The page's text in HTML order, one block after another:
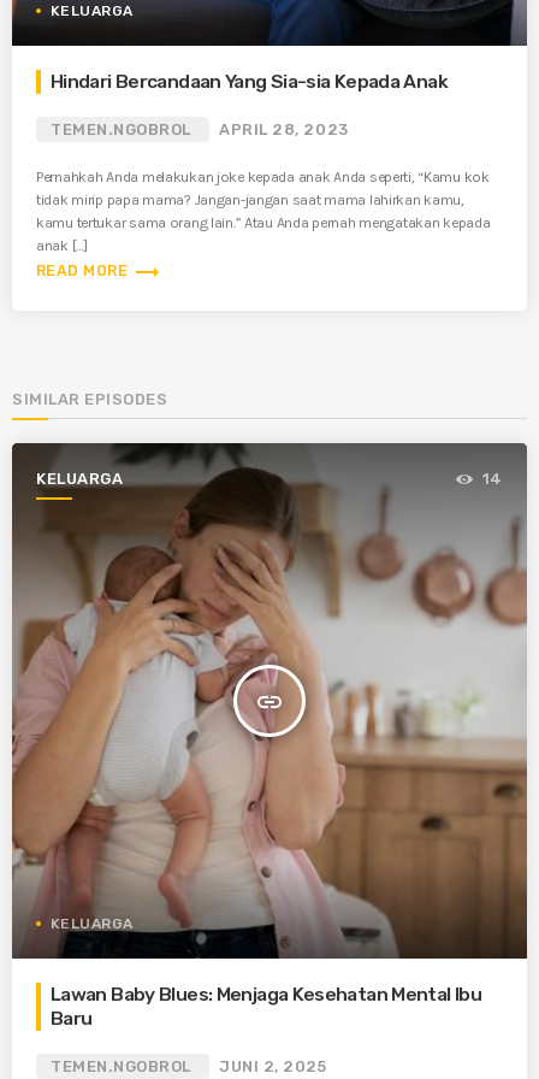
KELUARGA
Hindari Bercandaan Yang Sia-sia Kepada Anak
TEMEN.NGOBROL APRIL 28, 2023
Pernahkah Anda melakukan joke kepada anak Anda seperti, “Kamu kok
tidak mirip papa mama? Jangan-jangan saat mama lahirkan kamu,
kamu tertukar sama orang lain.” Atau Anda pernah mengatakan kepada
anak […]
READ MORE trending_flat
SIMILAR EPISODES
KELUARGA
insert_link
14
KELUARGA
Lawan Baby Blues: Menjaga Kesehatan Mental Ibu
Baru
TEMEN.NGOBROL JUNI 2, 2025